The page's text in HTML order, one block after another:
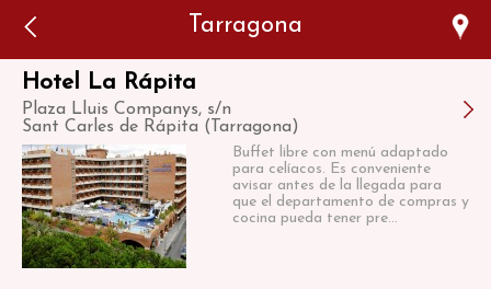
Tarragona
Hotel La Rápita
Plaza Lluis Companys, s/n
Sant Carles de Rápita (Tarragona)
Buffet libre con menú adaptado
para celíacos. Es conveniente
avisar antes de la llegada para
que el departamento de compras y
cocina pueda tener pre...
authorized to show the cookie declaration for domain group
ID 546ddaab-b478-4440-aa8a-3b0205284212. Please add it to
the domain group in the Cookiebot Manager to authorize
the domain.